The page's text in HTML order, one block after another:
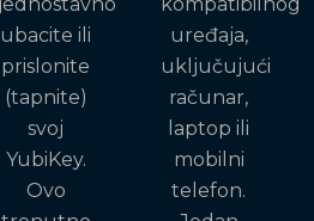
ubacite ili
prislonite
(tapnite)
svoj
YubiKey.
Ovo
uređaja,
uključujući
računar,
laptop ili
mobilni
telefon.